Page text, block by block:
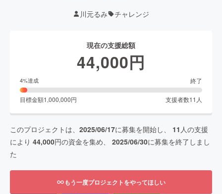
川元るみ チャレンジ
現在の支援総額
44,000円
4%達成 終了
目標金額1,000,000円 支援者数11 人
このプロジェクトは、 2025/06/17に募集を開始し、 11 人の支援
により 44,000円の資金を集め、 2025/06/30に募集を終了しまし
た
もう一度プロジェクトをやってほしい